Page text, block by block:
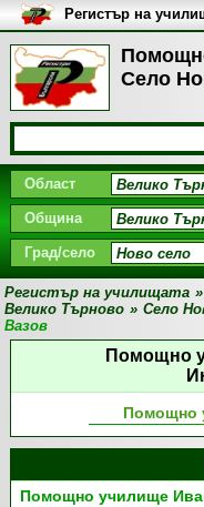
Село
Регистър на
университетите в
Област
Община
Град/село
Регистър на училищата »
Велико Търново » Село
Вазов
Помощно
Помощно
Помощно училище